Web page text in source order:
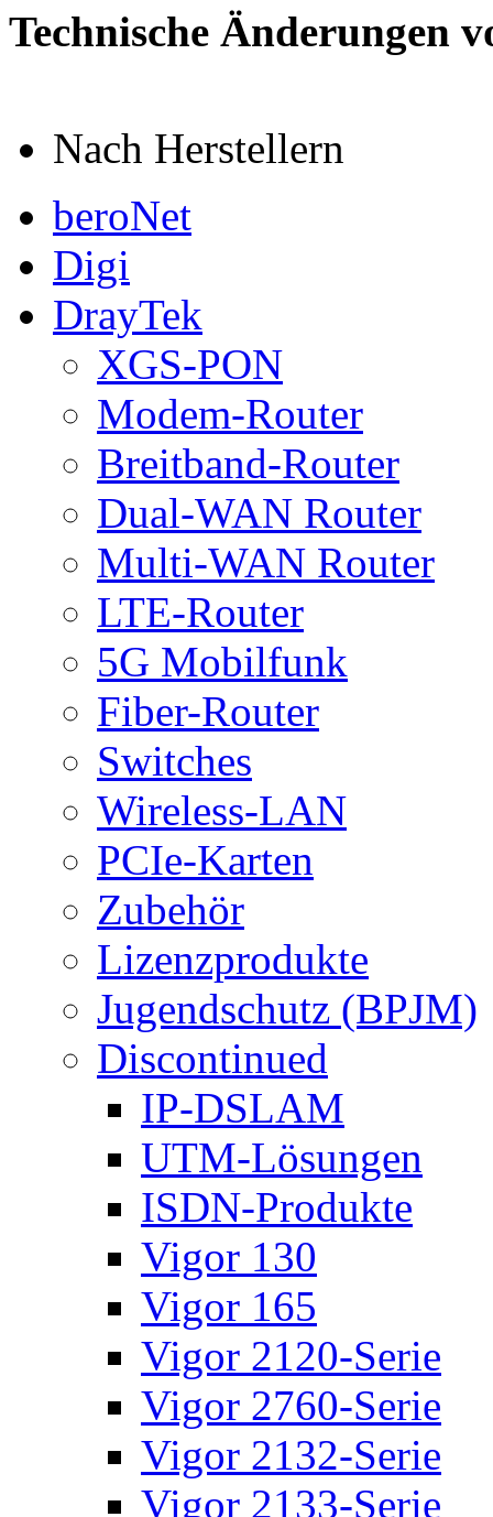
Technische Änderungen
Nach Herstellern
beroNet
Digi
DrayTek
XGS-PON
Modem-Router
Breitband-Router
Dual-WAN Router
Multi-WAN Router
LTE-Router
5G Mobilfunk
Fiber-Router
Switches
Wireless-LAN
PCIe-Karten
Zubehör
Lizenzprodukte
Jugendschutz (BPJM)
Discontinued
IP-DSLAM
UTM-Lösungen
ISDN-Produkte
Vigor 130
Vigor 165
Vigor 2120-Serie
Vigor 2760-Serie
Vigor 2132-Serie
Vigor 2133-Serie